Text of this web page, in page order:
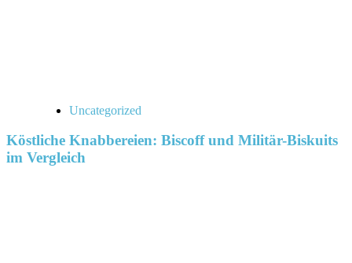
Uncategorized
Köstliche Knabbereien: Biscoff und Militär-Biskuits
im Vergleich